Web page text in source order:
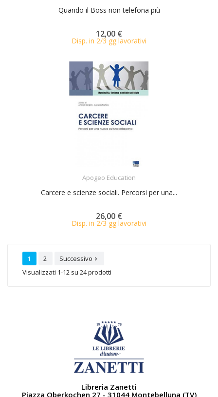
Quando il Boss non telefona più
12,00 €
Disp. in 2/3 gg lavorativi
Apogeo Education
Carcere e scienze sociali. Percorsi per una...
26,00 €
Disp. in 2/3 gg lavorativi
1 2 Successivo 
Visualizzati 1-12 su 24 prodotti
Libreria Zanetti
Piazza Oberkochen 27 - 31044 Montebelluna (TV)